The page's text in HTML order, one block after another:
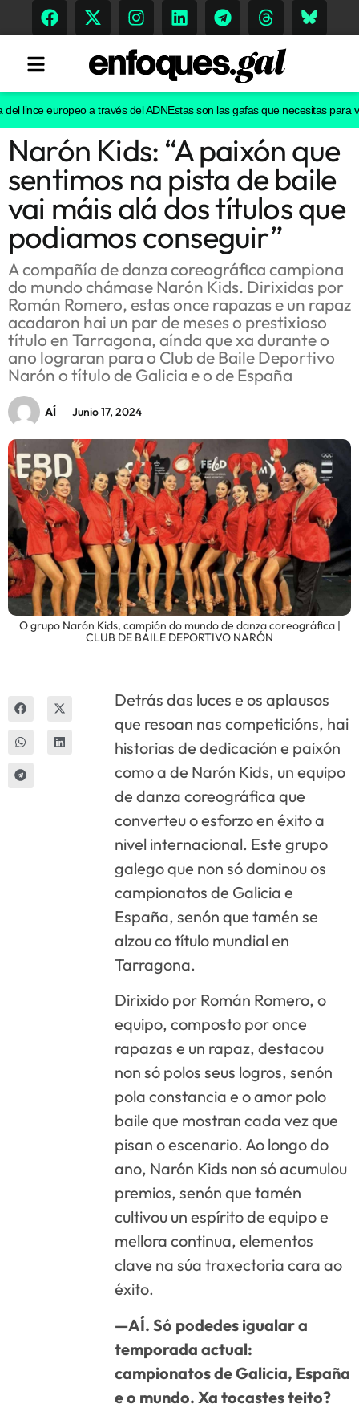
Tendencias
Memoria Histórica
Gastronomía
Escenarios
Sostenibilidad
Innova
europeo a través del ADNEstas son las gafas que necesitas para ver
Narón Kids: “A paixón que
sentimos na pista de baile
vai máis alá dos títulos que
podiamos conseguir”
A compañía de danza coreográfica campiona
do mundo chámase Narón Kids. Dirixidas por
Román Romero, estas once rapazas e un rapaz
acadaron hai un par de meses o prestixioso
título en Tarragona, aínda que xa durante o
ano lograran para o Club de Baile Deportivo
Narón o título de Galicia e o de España
AÍ Junio 17, 2024
O grupo Narón Kids, campión do mundo de danza coreográfica |
CLUB DE BAILE DEPORTIVO NARÓN
Detrás das luces e os aplausos
que resoan nas competicións, hai
historias de dedicación e paixón
como a de Narón Kids, un equipo
de danza coreográfica que
converteu o esforzo en éxito a
nivel internacional. Este grupo
galego que non só dominou os
campionatos de Galicia e
España, senón que tamén se
alzou co título mundial en
Tarragona.
Dirixido por Román Romero, o
equipo, composto por once
rapazas e un rapaz, destacou
non só polos seus logros, senón
pola constancia e o amor polo
baile que mostran cada vez que
pisan o escenario. Ao longo do
ano, Narón Kids non só acumulou
premios, senón que tamén
cultivou un espírito de equipo e
mellora continua, elementos
clave na súa traxectoria cara ao
éxito.
—AÍ. Só podedes igualar a
temporada actual:
campionatos de Galicia, España
e o mundo. Xa tocastes teito?